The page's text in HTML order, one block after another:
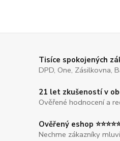
Tisíce spokojených
DPD, One, Zásilkovna,
21 let zkušeností v
Ověřené hodnocení a
Ověřený eshop
Nechme zákazníky